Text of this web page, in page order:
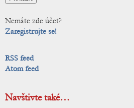
Nemáte zde účet?
Zaregistrujte se!
RSS feed
Atom feed
Navštivte také…